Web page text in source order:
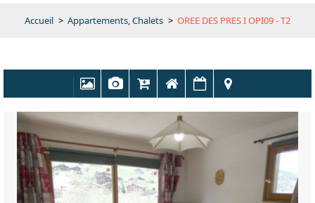
Accueil > Appartements, Chalets > OREE DES PRES I OPI09 - T2